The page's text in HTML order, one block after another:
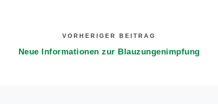
VORHERIGER BEITRAG
Neue Informationen zur Blauzungenimpfung